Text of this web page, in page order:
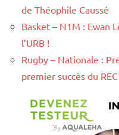
de Théophile Caussé
Basket – N1M : Ewan
l’URB !
Rugby – Nationale :
premier succès du REC